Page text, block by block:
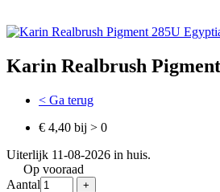
Karin Realbrush
< Ga terug
€ 4,40 bij > 0
Uiterlijk 11-08-2026 in huis.
Op vooraad
Aantal